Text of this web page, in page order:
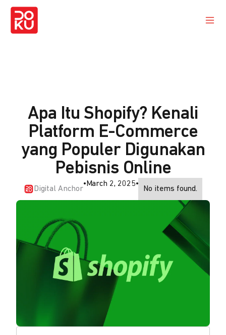
Apa Itu Shopify? Kenali
Platform E-Commerce
yang Populer Digunakan
Pebisnis Online
Digital Anchor
• March 2, 2025•
No items found.